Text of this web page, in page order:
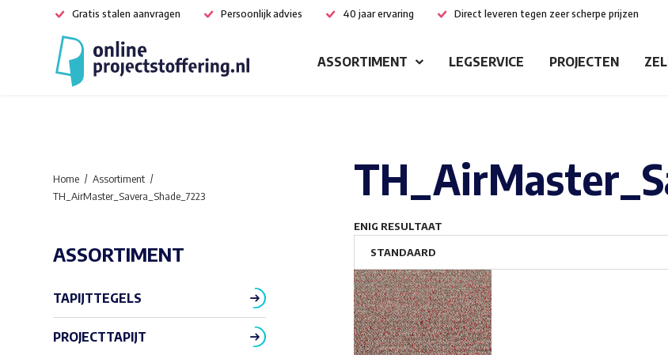
Gratis stalen aanvragen Persoonlijk advies 40 jaar ervaring Direct leveren tegen zeer scherpe prijzen
ASSORTIMENT LEGSERVICE PROJECTEN
ENIG RESULTAAT
Home
Assortiment
TH_AirMaster_Savera_Shade_7223
ASSORTIMENT
TAPIJTTEGELS
PROJECTTAPIJT